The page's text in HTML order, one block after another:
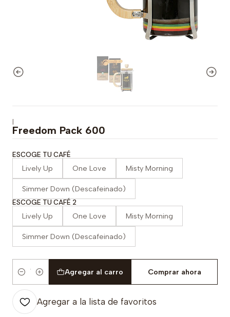
|
Freedom Pack 600
ESCOGE TU CAFÉ
Lively Up One Love Misty Morning
Simmer Down (Descafeinado)
ESCOGE TU CAFÉ 2
Lively Up One Love Misty Morning
Simmer Down (Descafeinado)
Cantidad
Agregar al carro Comprar ahora
Agregar a la lista de favoritos